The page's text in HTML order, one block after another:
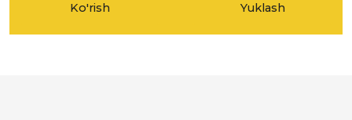
Ko'rish Yuklash